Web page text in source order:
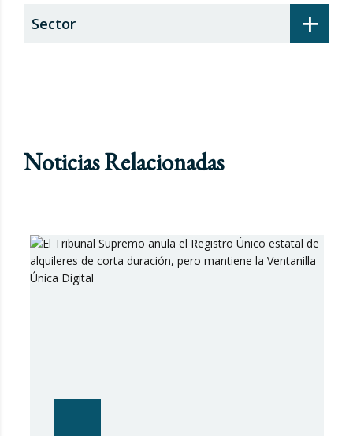
+
Sector
Noticias Relacionadas